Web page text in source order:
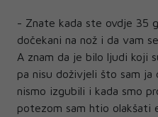
- Znate kada ste ovdje 35
dočekani na nož i da vam
A znam da je bilo ljudi koji
pa nisu doživjeli što sam
nismo izgubili i kada smo
potezom sam htio olakšati